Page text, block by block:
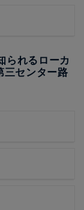
られるローカ
三センター路